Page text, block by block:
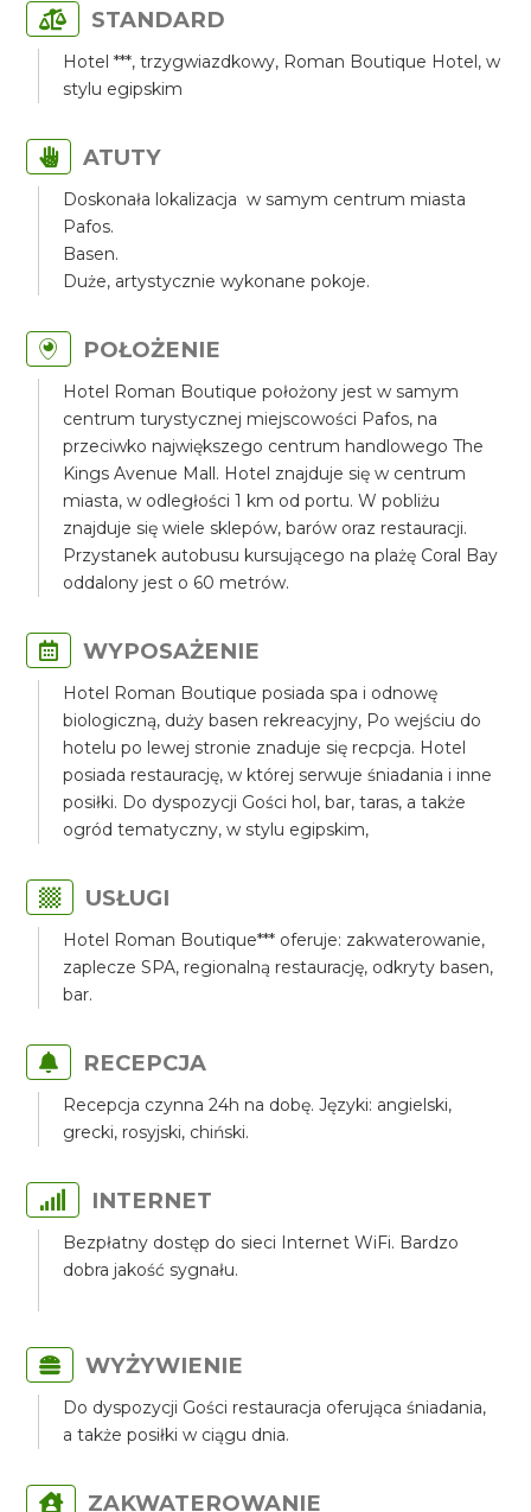
STANDARD
Hotel ***, trzygwiazdkowy, Roman Boutique Hotel, w
stylu egipskim
ATUTY
Doskonała lokalizacja w samym centrum miasta
Pafos.
Basen.
Duże, artystycznie wykonane pokoje.
POŁOŻENIE
Hotel Roman Boutique położony jest w samym
centrum turystycznej miejscowości Pafos, na
przeciwko największego centrum handlowego The
Kings Avenue Mall. Hotel znajduje się w centrum
miasta, w odległości 1 km od portu. W pobliżu
znajduje się wiele sklepów, barów oraz restauracji.
Przystanek autobusu kursującego na plażę Coral Bay
oddalony jest o 60 metrów.
WYPOSAŻENIE
Hotel Roman Boutique posiada spa i odnowę
biologiczną, duży basen rekreacyjny, Po wejściu do
hotelu po lewej stronie znaduje się recpcja. Hotel
posiada restaurację, w której serwuje śniadania i inne
posiłki. Do dyspozycji Gości hol, bar, taras, a także
ogród tematyczny, w stylu egipskim,
USŁUGI
Hotel Roman Boutique*** oferuje: zakwaterowanie,
zaplecze SPA, regionalną restaurację, odkryty basen,
bar.
RECEPCJA
Recepcja czynna 24h na dobę. Języki: angielski,
grecki, rosyjski, chiński.
INTERNET
Bezpłatny dostęp do sieci Internet WiFi. Bardzo
dobra jakość sygnału.
WYŻYWIENIE
Do dyspozycji Gości restauracja oferująca śniadania,
a także posiłki w ciągu dnia.
ZAKWATEROWANIE